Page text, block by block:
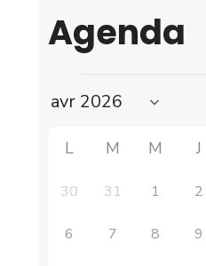
Agenda
L M M J
30 31 1 2
6 7 8 9